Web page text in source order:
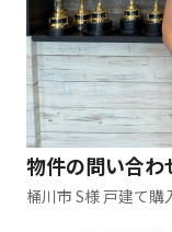
物件の問い合わ
桶川市 S様 戸建て購